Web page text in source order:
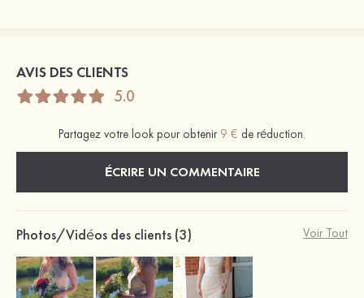
AVIS DES CLIENTS
5.0
Partagez votre look pour obtenir 9 € de réduction.
ÉCRIRE UN COMMENTAIRE
Photos/Vidéos des clients (3) Voir Tout